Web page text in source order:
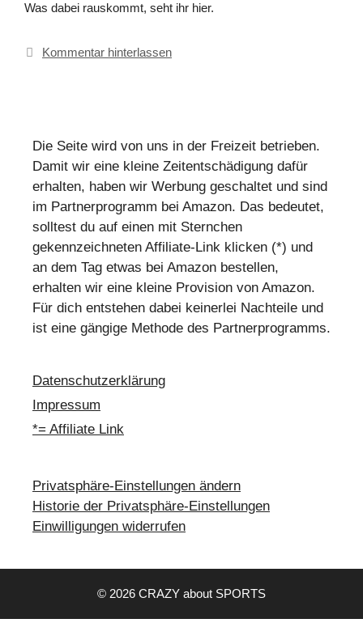
Was dabei rauskommt, seht ihr hier.
Kommentar hinterlassen
Die Seite wird von uns in der Freizeit betrieben.
Damit wir eine kleine Zeitentschädigung dafür
erhalten, haben wir Werbung geschaltet und sind
im Partnerprogramm bei Amazon. Das bedeutet,
solltest du auf einen mit Sternchen
gekennzeichneten Affiliate-Link klicken (*) und
an dem Tag etwas bei Amazon bestellen,
erhalten wir eine kleine Provision von Amazon.
Für dich entstehen dabei keinerlei Nachteile und
ist eine gängige Methode des Partnerprogramms.
Datenschutzerklärung
Impressum
*= Affiliate Link
Privatsphäre-Einstellungen ändern
Historie der Privatsphäre-Einstellungen
Einwilligungen widerrufen
© 2026 CRAZY about SPORTS